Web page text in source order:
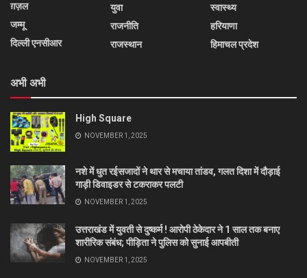
ग़ज़ल
जम्मू
दिल्ली एनसीआर
युवा
राजनीति
राजस्थान
स्वास्थ्य
हरियाणा
हिमाचल प्रदेश
अभी अभी
High Square
NOVEMBER 1, 2025
नशे में धुत रईसजादों ने थार से मचाया तांडव, गलत दिशा में दौड़ाई
गाड़ी डिवाइडर से टकराकर पलटी
NOVEMBER 1, 2025
उत्तराखंड में युवती से दुष्कर्म ! आरोपी ठेकेदार ने 1 साल तक बनाए
शारीरिक संबंध; पीड़िता ने पुलिस को सुनाई आपबीती
NOVEMBER 1, 2025